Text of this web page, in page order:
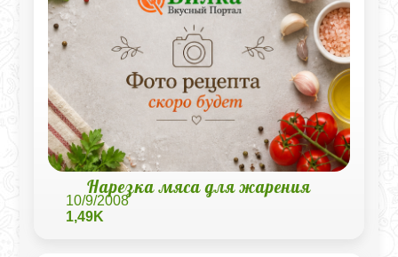
Нарезка мяса для жарения
10/9/2008
1,49K